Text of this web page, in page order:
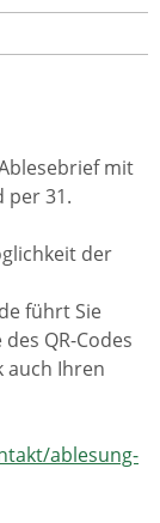
mit
per 31.
der
führt Sie
QR-Codes
auch Ihren
ablesung-